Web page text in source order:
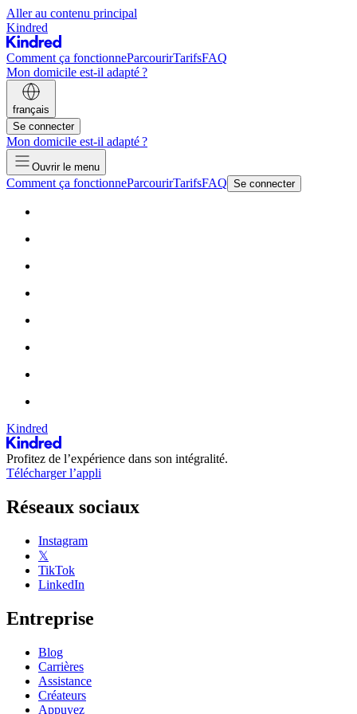
Aller au contenu principal
Kindred
Comment ça fonctionneParcourirTarifsFAQ
Mon domicile est-il adapté ?
français
Se connecter
Mon domicile est-il adapté ?
Ouvrir le menu
Comment ça fonctionneParcourirTarifsFAQ Se connecter
Kindred
Profitez de l’expérience dans son intégralité.
Télécharger l’appli
Réseaux sociaux
Instagram
𝕏
TikTok
LinkedIn
Entreprise
Blog
Carrières
Assistance
Créateurs
Appuyez